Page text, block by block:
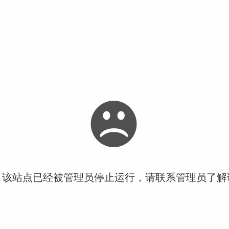
站点已经被管理员停止运行，请联系管理员了